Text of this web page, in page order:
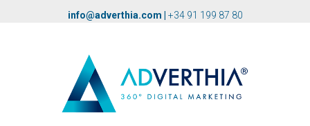
info@adverthia.com +34 91 199 87 80